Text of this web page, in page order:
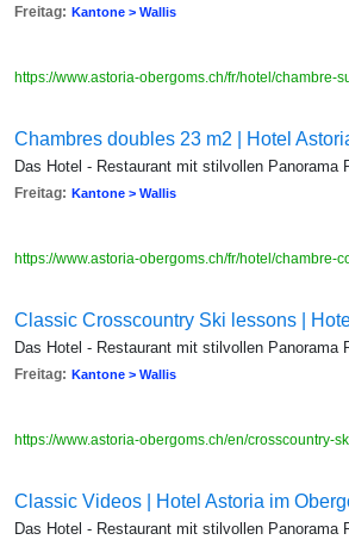
Freitag: Kantone > Wallis
https://www.astoria-obergoms.ch/fr/hotel/chambre-
Chambres doubles 23 m2 | Hotel
Das Hotel - Restaurant mit stilvollen
Freitag: Kantone > Wallis
https://www.astoria-obergoms.ch/fr/hotel/chambre-
Classic Crosscountry Ski lessons |
Das Hotel - Restaurant mit stilvollen
Freitag: Kantone > Wallis
https://www.astoria-obergoms.ch/en/crosscountry-
Classic Videos | Hotel Astoria im
Das Hotel - Restaurant mit stilvollen